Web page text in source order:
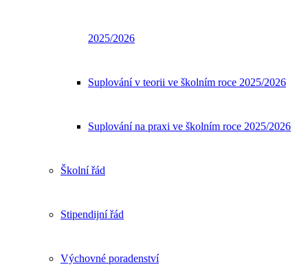
2025/2026
Suplování v teorii ve školním roce 2025/2026
Suplování na praxi ve školním roce 2025/2026
Školní řád
Stipendijní řád
Výchovné poradenství